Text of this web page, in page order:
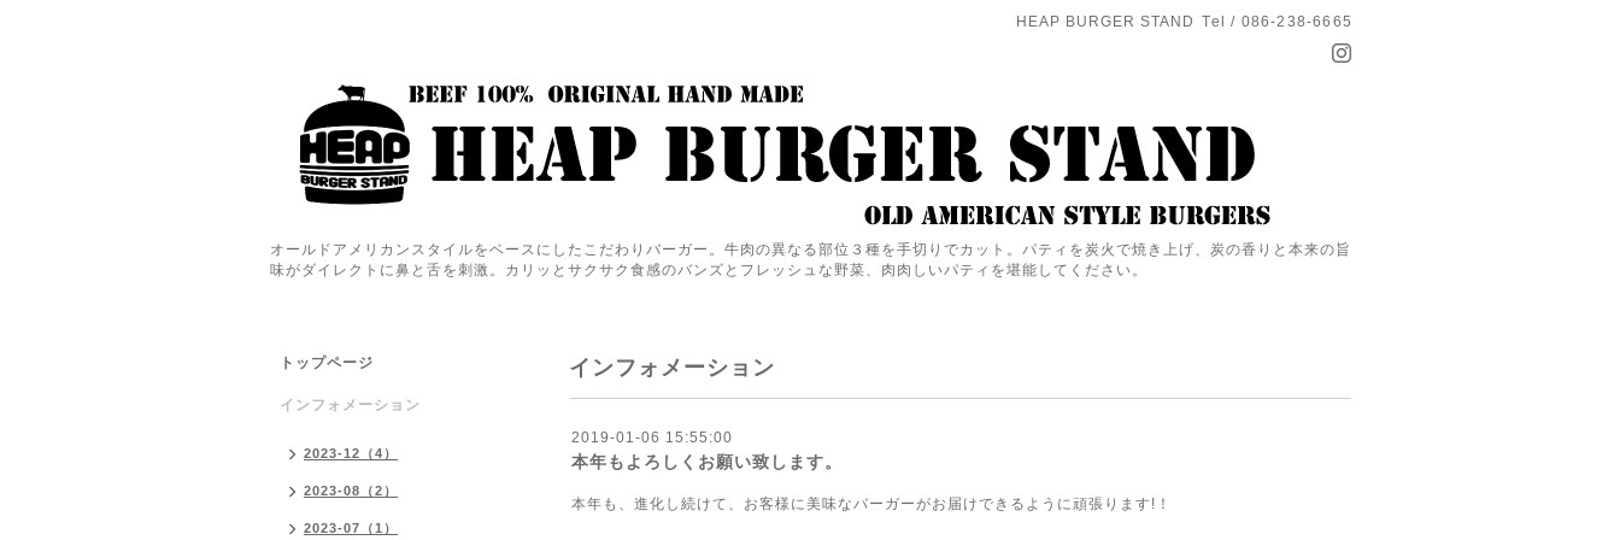
HEAP BURGER STAND Tel / 086-238-6665
オールドアメリカンスタイルをベースにしたこだわりバーガー。牛肉の異なる部位３種を手切りでカット。パティを炭火で焼き上げ、炭の香りと本来の旨
味がダイレクトに鼻と舌を刺激。カリッとサクサク食感のバンズとフレッシュな野菜、肉肉しいパティを堪能してください。
インフォメーション
2019-01-06 15:55:00
本年もよろしくお願い致します。
本年も、進化し続けて、お客様に美味なバーガーがお届けできるように頑張ります!！
トップページ
インフォメーション
2023-12（4）
2023-08（2）
2023-07（1）